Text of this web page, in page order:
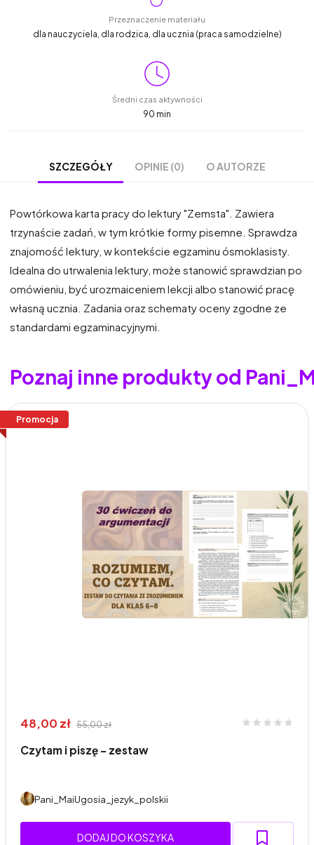
Przeznaczenie materiału
dla nauczyciela, dla rodzica, dla ucznia (praca samodzielne)
Średni czas aktywności
90 min
SZCZEGÓŁY OPINIE (0) O AUTORZE
Powtórkowa karta pracy do lektury "Zemsta". Zawiera
trzynaście zadań, w tym krótkie formy pisemne. Sprawdza
znajomość lektury, w kontekście egzaminu ósmoklasisty.
Idealna do utrwalenia lektury, może stanowić sprawdzian po
omówieniu, być urozmaiceniem lekcji albo stanowić pracę
własną ucznia. Zadania oraz schematy oceny zgodne ze
standardami egzaminacyjnymi.
Poznaj inne produkty od
Promocja
48,00 zł 55,00 zł
Czytam i piszę - zestaw
Pani_MaiUgosia_jezyk_polskii
DODAJ DO KOSZYKA